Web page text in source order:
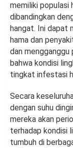
memiliki populasi
dibandingkan
hangat. Ini dapat
hama dan
dan mengganggu
bahwa kondisi
tingkat infestasi
Secara
dengan suhu
mereka akan
terhadap kondisi
tumbuh di